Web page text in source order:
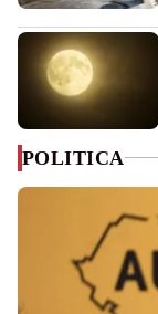
POLITICA